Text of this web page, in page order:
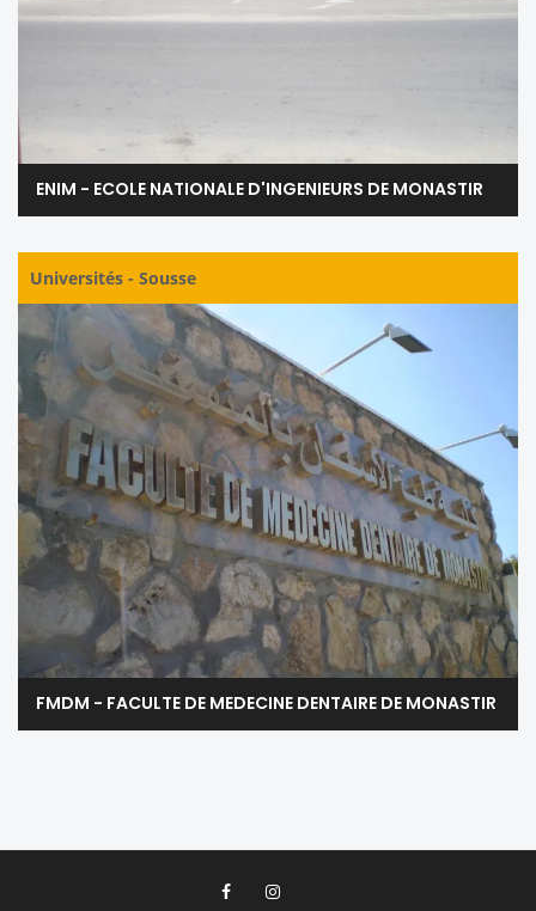
ENIM - ECOLE NATIONALE D'INGENIEURS DE MONASTIR
Universités - Sousse
FMDM - FACULTE DE MEDECINE DENTAIRE DE MONASTIR